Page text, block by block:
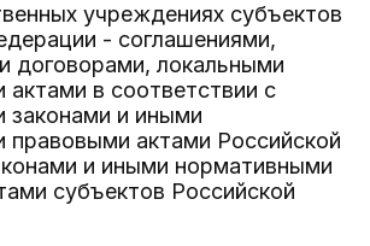
учреждениях субъектов
- соглашениями,
договорами, локальными
в соответствии с
законами и иными
правовыми актами Российской
и иными нормативными
субъектов Российской